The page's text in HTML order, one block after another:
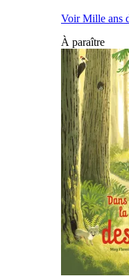
Voir Mille ans
À paraître